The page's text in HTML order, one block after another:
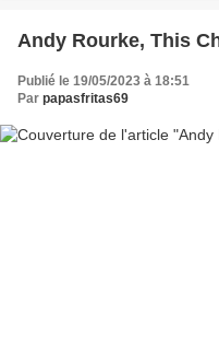
Andy Rourke, This
Publié le 19/05/2023 à 18:51
Par papasfritas69